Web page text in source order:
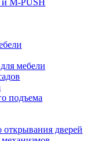
M-PUSH
мебели
подъема
дверей